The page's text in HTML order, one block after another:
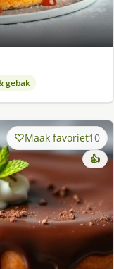
gebak
Maak favoriet10
👍